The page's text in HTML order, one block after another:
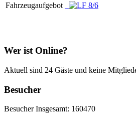
Fahrzeugaufgebot
Wer ist Online?
Aktuell sind 24 Gäste und keine
Besucher
Besucher Insgesamt: 160470